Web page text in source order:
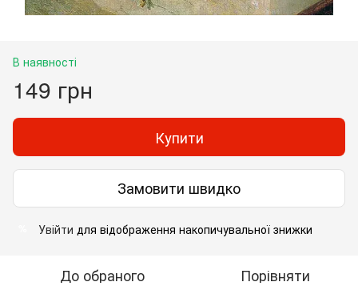
В наявності
149 грн
Купити
Замовити швидко
Увійти для відображення накопичувальної знижки
До обраного Порівняти